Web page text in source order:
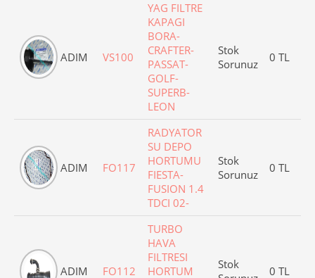
ADIM VS100
YAG FILTRE
KAPAGI
BORA-
CRAFTER-
PASSAT-
GOLF-
SUPERB-
LEON
Stok
Sorunuz
0 TL
ADIM FO117
RADYATOR
SU DEPO
HORTUMU
FIESTA-
FUSION 1.4
TDCI 02-
Stok
Sorunuz
0 TL
ADIM FO112
TURBO
HAVA
FILTRESI
HORTUM
Stok
0 TL